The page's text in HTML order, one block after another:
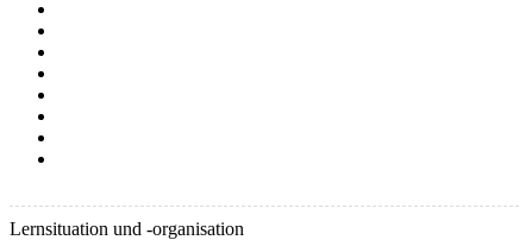
Lernsituation und -organisation